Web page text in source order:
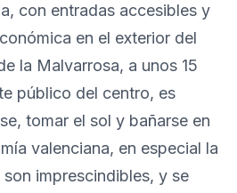
con entradas accesibles y
en el exterior del
la Malvarrosa, a unos 15
público del centro, es
tomar el sol y bañarse en
valenciana, en especial la
imprescindibles, y se